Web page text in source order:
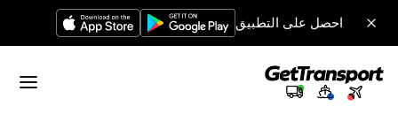
احصل على التطبيق